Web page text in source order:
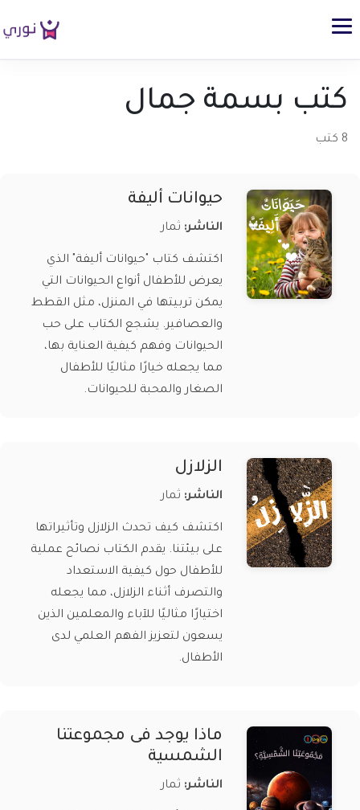
كتب بسمة جمال
8 كتب
حيوانات أليفة
الناشر: ثمار
اكتشف كتاب "حيوانات أليفة" الذي
يعرض للأطفال أنواع الحيوانات التي
يمكن تربيتها في المنزل، مثل القطط
والعصافير. يشجع الكتاب على حب
الحيوانات وفهم كيفية العناية بها،
مما يجعله خيارًا مثاليًا للأطفال
الصغار والمحبة للحيوانات.
الزلازل
الناشر: ثمار
اكتشف كيف تحدث الزلازل وتأثيراتها
على بيئتنا. يقدم الكتاب نصائح عملية
للأطفال حول كيفية الاستعداد
والتصرف أثناء الزلازل، مما يجعله
اختيارًا مثاليًا للآباء والمعلمين الذين
يسعون لتعزيز الفهم العلمي لدى
الأطفال.
ماذا يوجد فى مجموعتنا
الشمسية
الناشر: ثمار